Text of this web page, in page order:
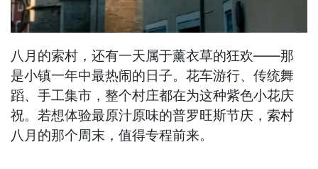
八月的索村，还有一天属于薰衣草的狂欢——那
是小镇一年中最热闹的日子。花车游行、传统舞
蹈、手工集市，整个村庄都在为这种紫色小花庆
祝。若想体验最原汁原味的普罗旺斯节庆，索村
八月的那个周末，值得专程前来。